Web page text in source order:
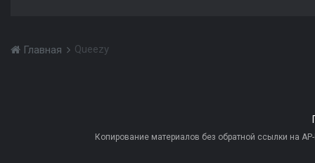
Главная Queezy
Копирование материалов без обратной ссылки на